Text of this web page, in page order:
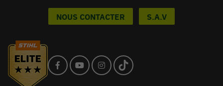
NOUS CONTACTER S.A.V